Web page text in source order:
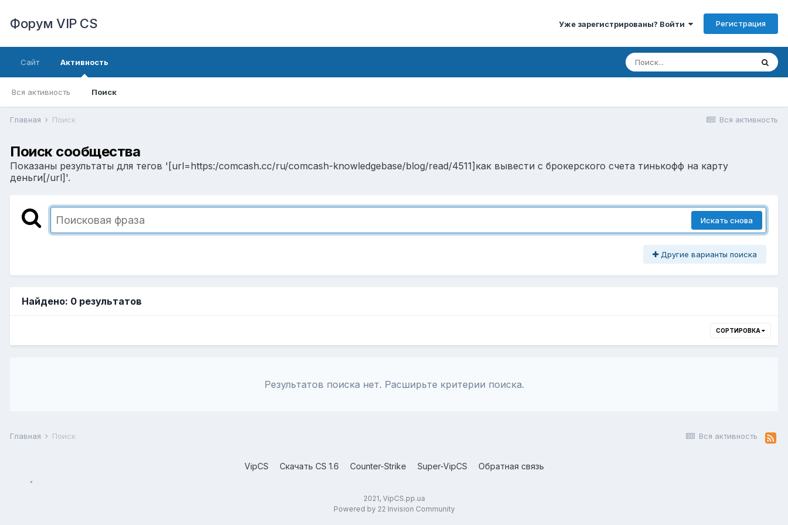
Форум VIP CS Уже зарегистрированы? Войти Регистрация
Сайт Активность
Вся активность Поиск
Вся активность
Главная Поиск
Поиск сообщества
Показаны результаты для тегов '[url=https:/comcash.cc/ru/comcash-knowledgebase/blog/read/4511]как вывести с брокерского счета тинькофф на карту
деньги[/url]'.
Искать снова
Другие варианты поиска
Найдено: 0 результатов
СОРТИРОВКА
Результатов поиска нет. Расширьте критерии поиска.
Вся активность
Главная Поиск
VipCS Скачать CS 1.6 Counter-Strike Super-VipCS Обратная связь
2021, VipCS.pp.ua
Powered by 22 Invision Community